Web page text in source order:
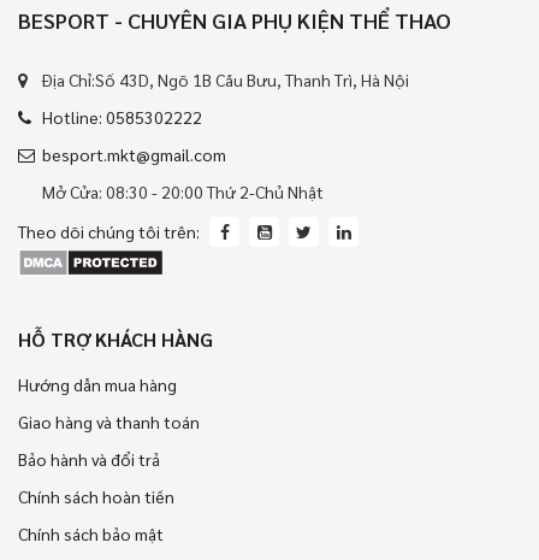
BESPORT - CHUYÊN GIA PHỤ KIỆN THỂ THAO
Địa Chỉ:Số 43D, Ngõ 1B Cầu Bưu, Thanh Trì, Hà Nội
Hotline: 0585302222
besport.mkt@gmail.com
Mở Cửa: 08:30 - 20:00 Thứ 2-Chủ Nhật
Theo dõi chúng tôi trên:
HỖ TRỢ KHÁCH HÀNG
Hướng dẫn mua hàng
Giao hàng và thanh toán
Bảo hành và đổi trả
Chính sách hoàn tiền
Chính sách bảo mật